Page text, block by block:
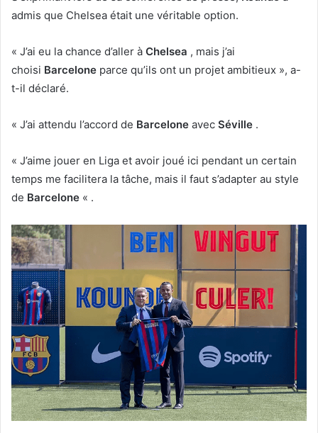
admis que Chelsea était une véritable option.
« J’ai eu la chance d’aller à Chelsea , mais j’ai
choisi Barcelone parce qu’ils ont un projet ambitieux », a-
t-il déclaré.
« J’ai attendu l’accord de Barcelone avec Séville .
« J’aime jouer en Liga et avoir joué ici pendant un certain
temps me facilitera la tâche, mais il faut s’adapter au style
de Barcelone « .